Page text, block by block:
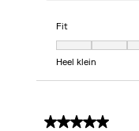
Fit
Fit, 4 van 7, waarbij
Heel klein
5 van 5 sterren.